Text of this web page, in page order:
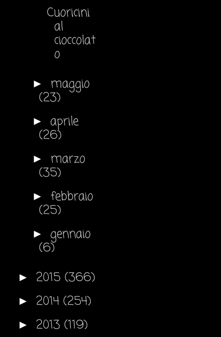
Cuoricini
al
cioccolat
o
► maggio
(23)
► aprile
(26)
► marzo
(35)
► febbraio
(25)
► gennaio
(6)
► 2015 (366)
► 2014 (254)
► 2013 (119)